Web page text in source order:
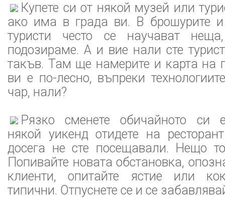
Купете си от някой музей или
ако има в града ви. В брошурите и
туристи често се научават
подозираме. А и вие нали сте
такъв. Там ще намерите и карта на
ви е по-лесно, въпреки
чар, нали?
Рязко сменете обичайното си
някой уикенд отидете на
досега не сте посещавали. Нещо
Попивайте новата обстановка,
клиенти, опитайте ястие или
типични. Отпуснете се и се